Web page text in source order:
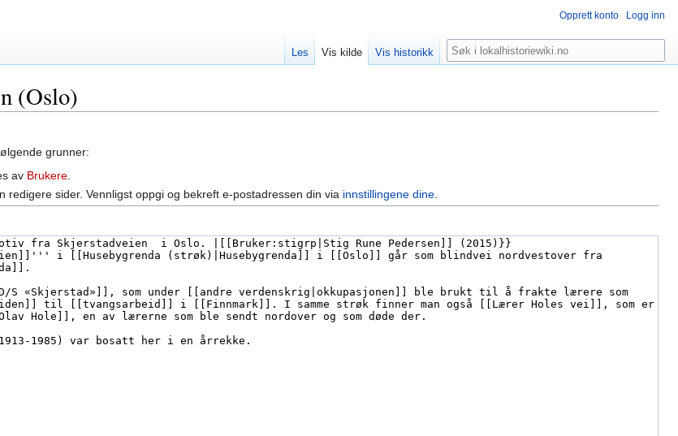
(Oslo)
grunner:
av Brukere
sider. Vennligst oppgi og bekreft e-postadressen din via innstillingene dine
Opprett konto Logg inn
Les Vis kilde Vis historikk Søk